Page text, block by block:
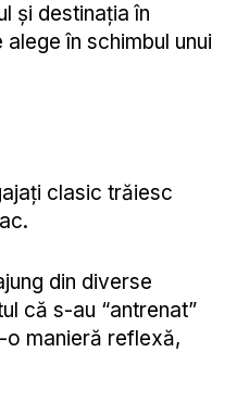
și destinația în
în schimbul unui
clasic trăiesc
din diverse
că s-au “antrenat”
manieră reflexă,